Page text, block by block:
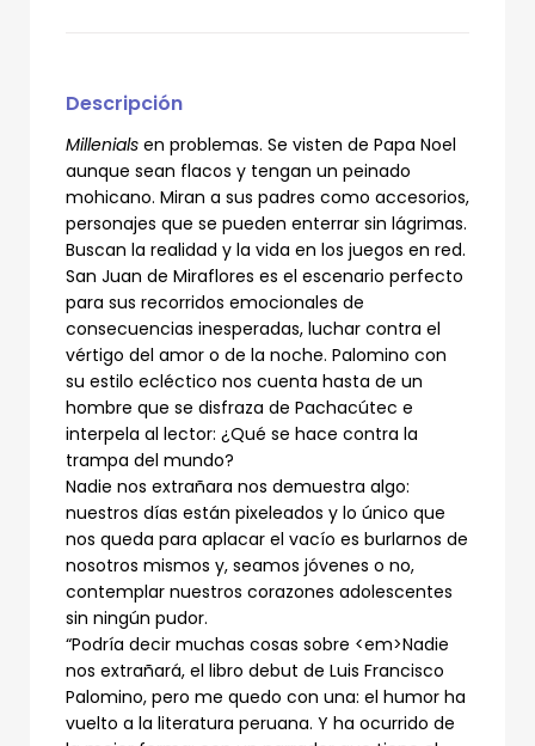
Descripción
Millenials en problemas. Se visten de Papa Noel
aunque sean flacos y tengan un peinado
mohicano. Miran a sus padres como accesorios,
personajes que se pueden enterrar sin lágrimas.
Buscan la realidad y la vida en los juegos en red.
San Juan de Miraflores es el escenario perfecto
para sus recorridos emocionales de
consecuencias inesperadas, luchar contra el
vértigo del amor o de la noche. Palomino con
su estilo ecléctico nos cuenta hasta de un
hombre que se disfraza de Pachacútec e
interpela al lector: ¿Qué se hace contra la
trampa del mundo?
Nadie nos extrañara nos demuestra algo:
nuestros días están pixeleados y lo único que
nos queda para aplacar el vacío es burlarnos de
nosotros mismos y, seamos jóvenes o no,
contemplar nuestros corazones adolescentes
sin ningún pudor.
“Podría decir muchas cosas sobre <em>Nadie
nos extrañará, el libro debut de Luis Francisco
Palomino, pero me quedo con una: el humor ha
vuelto a la literatura peruana. Y ha ocurrido de